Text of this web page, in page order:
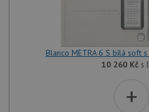
Blanco METRA 6 S bílá soft
10 260 Kčs
+